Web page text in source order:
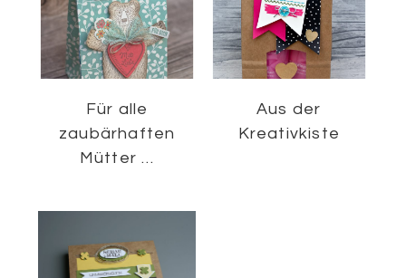
Für alle
zaubärhaften
Mütter …
Aus der
Kreativkiste